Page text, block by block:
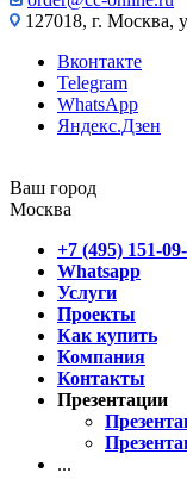
127018, г. Москва,
Вконтакте
Telegram
WhatsApp
Яндекс.Дзен
Ваш город
Москва
+7 (495) 151-
Whatsapp
Услуги
Проекты
Как купить
Компания
Контакты
Презентации
...